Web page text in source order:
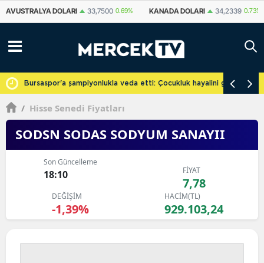
KANADA DOLARI 34,2339 0.73% İSVIÇRE FRANKI 59,1179 0.82%
Bursaspor'a şampiyonlukla veda etti: Çocukluk hayalini
/ Hisse Senedi Fiyatları
SODSN SODAS SODYUM SANAYII
Son Güncelleme
18:10 FİYAT
7,78
DEĞİŞİM
-1,39%
HACİM(TL)
929.103,24